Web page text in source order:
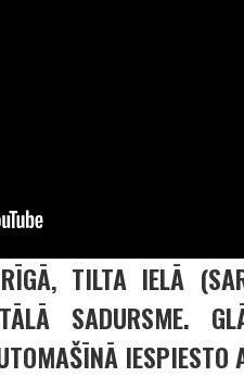
TILTA IELĀ
SADURSME.
IESPIESTO